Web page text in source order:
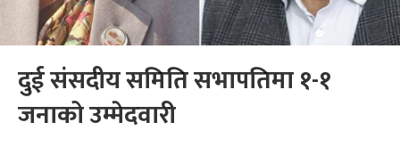
दुई संसदीय समिति सभापतिमा १-१
जनाको उम्मेदवारी